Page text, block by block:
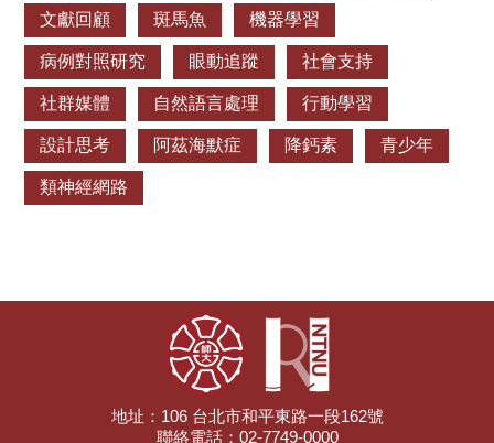
種健身運動強度、時間或總量最為有效？健身運動對於何種
大腦認知功能效益最大？健身運動是否需要針對不同身體狀
況、特徵的個體做出改變？這些問題的核心直指未來研究需
要依據個人角度，設計最佳化且個人化健身運動處方。如此
的探究不僅將能增進運動科學與大腦認知神經科學的跨領域
知識，更重要的是提出可實際運用於產業的科學依據，透過
學術與產業的結合，拓寬運動在社會更大之影響力。 用健身
運動改變心腦，優化生命 愛因斯坦曾說：「生活就像騎
命」做運動！ 參考文獻： Chang, Y. K., Labban, J. D.,
Gapin, J. I., & Etnier, J. L. (2012). The effects of acute
exercise on cognitive performance: A meta-analysis. Brain
Research, 1453, 87-101. Chang, Y. K., Alderman, B. L., Chu,
C. H., Wang, C. C., Song, T. F., & Chen, F. T. (2017). Acute
exercise has a general facilitative effect on cognitive function:
文獻回顧 斑馬魚 機器學習
病例對照研究 眼動追蹤 社會支持
社群媒體 自然語言處理 行動學習
設計思考 阿茲海默症 降鈣素 青少年
類神經網路
地址：106 台北市和平東路一段162號
聯絡電話：02-7749-0000